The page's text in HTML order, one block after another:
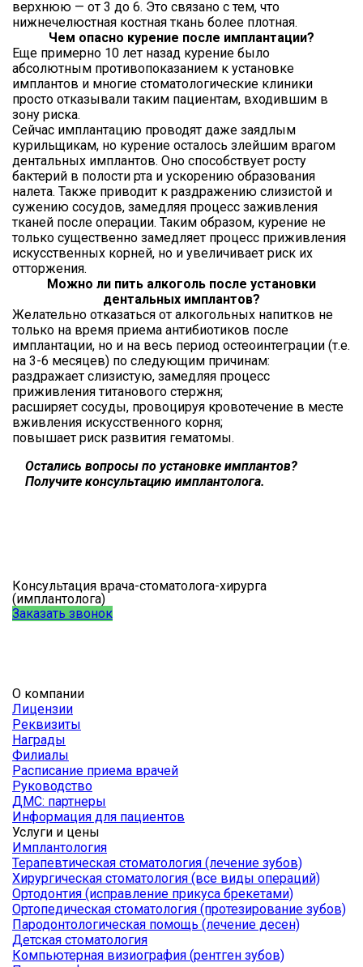
верхнюю — от 3 до 6. Это связано с тем, что
нижнечелюстная костная ткань более плотная.
Чем опасно курение после имплантации?
Еще примерно 10 лет назад курение было
абсолютным противопоказанием к установке
имплантов и многие стоматологические клиники
просто отказывали таким пациентам, входившим в
зону риска.
Сейчас имплантацию проводят даже заядлым
курильщикам, но курение осталось злейшим врагом
дентальных имплантов. Оно способствует росту
бактерий в полости рта и ускорению образования
налета. Также приводит к раздражению слизистой и
сужению сосудов, замедляя процесс заживления
тканей после операции. Таким образом, курение не
только существенно замедляет процесс приживления
искусственных корней, но и увеличивает риск их
отторжения.
Можно ли пить алкоголь после установки
дентальных имплантов?
Желательно отказаться от алкогольных напитков не
только на время приема антибиотиков после
имплантации, но и на весь период остеоинтеграции (т.е.
на 3-6 месяцев) по следующим причинам:
раздражает слизистую, замедляя процесс
приживления титанового стержня;
расширяет сосуды, провоцируя кровотечение в месте
вживления искусственного корня;
повышает риск развития гематомы.
Остались вопросы по установке имплантов?
Получите консультацию имплантолога.
Консультация врача-стоматолога-хирурга
(имплантолога)
Заказать звонок
О компании
Лицензии
Реквизиты
Награды
Филиалы
Расписание приема врачей
Руководство
ДМС: партнеры
Информация для пациентов
Услуги и цены
Имплантология
Терапевтическая стоматология (лечение зубов)
Хирургическая стоматология (все виды операций)
Ортодонтия (исправление прикуса брекетами)
Ортопедическая стоматология (протезирование зубов)
Пародонтологическая помощь (лечение десен)
Детская стоматология
Компьютерная визиография (рентген зубов)